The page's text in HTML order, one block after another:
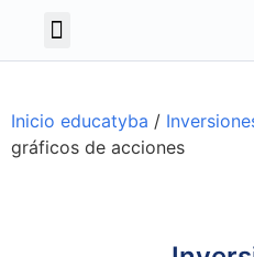
Inicio educatyba /
gráficos de acciones